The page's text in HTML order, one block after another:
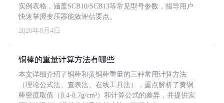
实例表格，涵盖SCB10/SCB13等常见型号参数，指导用户
快速掌握变压器能效评估要点。
2026年8月4日
铜棒的重量计算方法有哪些
本文详细介绍了铜棒和黄铜棒重量的三种常用计算方法
（理论公式法、查表法、在线工具法），重点解析了黄铜
棒密度取值（8.4-8.7g/cm³）和计算公式的差异，并提供实